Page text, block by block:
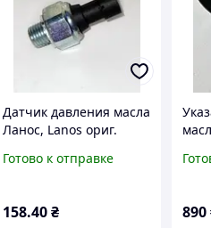
Датчик давления масла
Ланос, Lanos ориг.
Готово к отправке
158.40₴ 890